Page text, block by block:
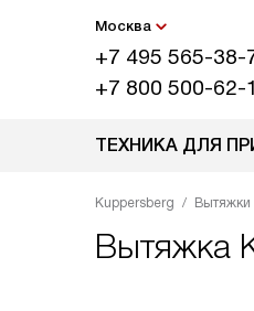
Москва
+7 495 565-38-
+7 800 500-62-
ТЕХНИКА ДЛЯ
Kuppersberg Вытяжки
Вытяжка